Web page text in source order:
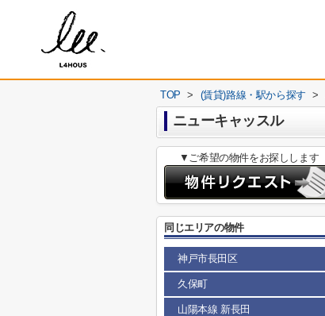
TOP > (賃貸)路線・駅から探す >
ニューキャッスル
▼ご希望の物件をお探しします
同じエリアの物件
神戸市長田区
久保町
山陽本線 新長田